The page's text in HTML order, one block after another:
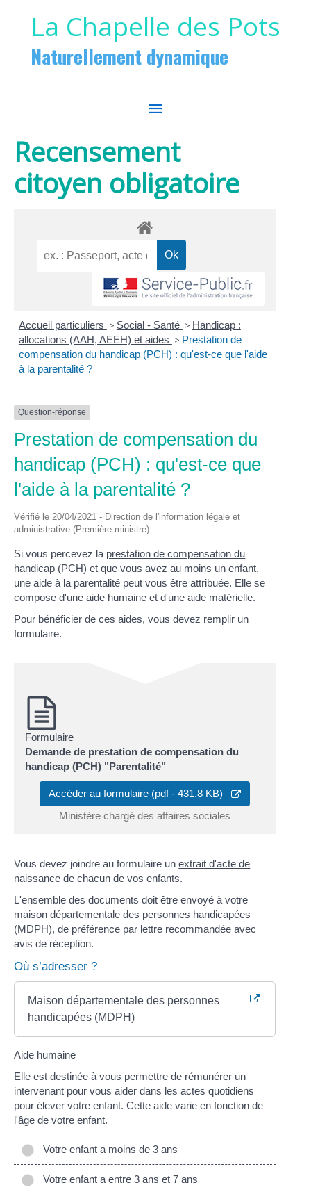
La Chapelle des Pots
Naturellement dynamique
MENU
PRINCIPAL
Recensement
citoyen obligatoire
Accueil particuliers > Social - Santé > Handicap :
allocations (AAH, AEEH) et aides > Prestation de
compensation du handicap (PCH) : qu'est-ce que l'aide
à la parentalité ?
Question-réponse
Prestation de compensation du
handicap (PCH) : qu'est-ce que
l'aide à la parentalité ?
Vérifié le 20/04/2021 - Direction de l'information légale et
administrative (Première ministre)
Si vous percevez la prestation de compensation du
handicap (PCH) et que vous avez au moins un enfant,
une aide à la parentalité peut vous être attribuée. Elle se
compose d'une aide humaine et d'une aide matérielle.
Pour bénéficier de ces aides, vous devez remplir un
formulaire.
Formulaire
Demande de prestation de compensation du
handicap (PCH) "Parentalité"
Accéder au formulaire (pdf - 431.8 KB)
Ministère chargé des affaires sociales
Vous devez joindre au formulaire unextrait d'acte de
naissance de chacun de vos enfants.
L'ensemble des documents doit être envoyé à votre
maison départementale des personnes handicapées
(MDPH), de préférence par lettre recommandée avec
avis de réception.
Où s’adresser ?
Maison départementale des personnes
handicapées (MDPH)
Aide humaine
Elle est destinée à vous permettre de rémunérer un
intervenant pour vous aider dans les actes quotidiens
pour élever votre enfant. Cette aide varie en fonction de
l'âge de votre enfant.
Votre enfant a moins de 3 ans
Votre enfant a entre 3 ans et 7 ans